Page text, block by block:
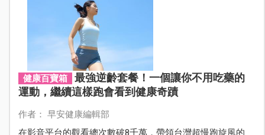
健康百寶箱
最強逆齡套餐！一個讓你不用吃藥的
運動，繼續這樣跑會看到健康奇蹟
作者： 早安健康編輯部
在影音平台的觀看總次數破8千萬，帶領台灣超慢跑旋風的